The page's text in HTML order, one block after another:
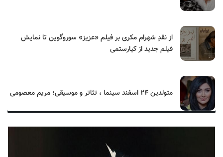
از نقدِ شهرام مکری بر فیلم «عزیز» سوروگوین تا نمایش
فیلم جدید از کیارستمی
متولدین ۲۴ اسفند سینما ، تئاتر و موسیقی؛ مریم معصومی